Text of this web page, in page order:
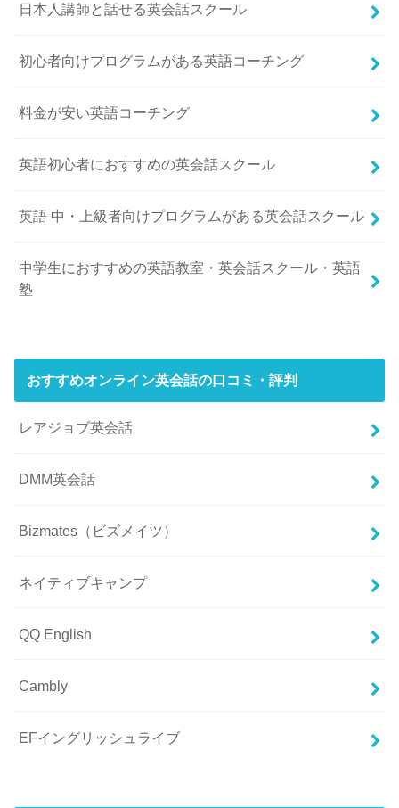
日本人講師と話せる英会話スクール
初心者向けプログラムがある英語コーチング
料金が安い英語コーチング
英語初心者におすすめの英会話スクール
英語 中・上級者向けプログラムがある英会話スクール
中学生におすすめの英語教室・英会話スクール・英語
塾
おすすめオンライン英会話の口コミ・評判
レアジョブ英会話
DMM英会話
Bizmates（ビズメイツ）
ネイティブキャンプ
QQ English
Cambly
EFイングリッシュライブ